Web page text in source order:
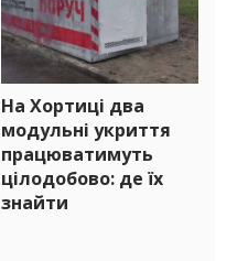
На Хортиці два
модульні укриття
працюватимуть
цілодобово: де їх
знайти